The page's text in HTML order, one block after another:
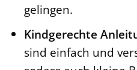
gelingen.
Kindgerechte
sind einfach und